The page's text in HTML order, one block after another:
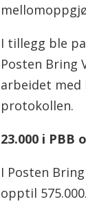
I tillegg ble
Posten Bring
arbeidet med
protokollen.
23.000 i PBB
I Posten
opptil